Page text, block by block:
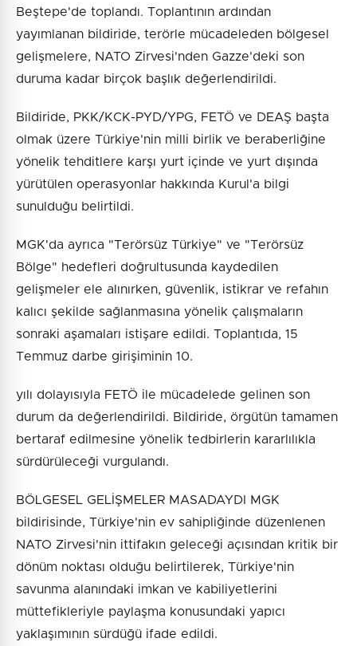
Beştepe'de toplandı. Toplantının ardından
yayımlanan bildiride, terörle mücadeleden bölgesel
gelişmelere, NATO Zirvesi'nden Gazze'deki son
duruma kadar birçok başlık değerlendirildi.
Bildiride, PKK/KCK-PYD/YPG, FETÖ ve DEAŞ başta
olmak üzere Türkiye'nin milli birlik ve beraberliğine
yönelik tehditlere karşı yurt içinde ve yurt dışında
yürütülen operasyonlar hakkında Kurul'a bilgi
sunulduğu belirtildi.
MGK'da ayrıca "Terörsüz Türkiye" ve "Terörsüz
Bölge" hedefleri doğrultusunda kaydedilen
gelişmeler ele alınırken, güvenlik, istikrar ve refahın
kalıcı şekilde sağlanmasına yönelik çalışmaların
sonraki aşamaları istişare edildi. Toplantıda, 15
Temmuz darbe girişiminin 10.
yılı dolayısıyla FETÖ ile mücadelede gelinen son
durum da değerlendirildi. Bildiride, örgütün tamamen
bertaraf edilmesine yönelik tedbirlerin kararlılıkla
sürdürüleceği vurgulandı.
BÖLGESEL GELİŞMELER MASADAYDI MGK
bildirisinde, Türkiye'nin ev sahipliğinde düzenlenen
NATO Zirvesi'nin ittifakın geleceği açısından kritik bir
dönüm noktası olduğu belirtilerek, Türkiye'nin
savunma alanındaki imkan ve kabiliyetlerini
müttefikleriyle paylaşma konusundaki yapıcı
yaklaşımının sürdüğü ifade edildi.